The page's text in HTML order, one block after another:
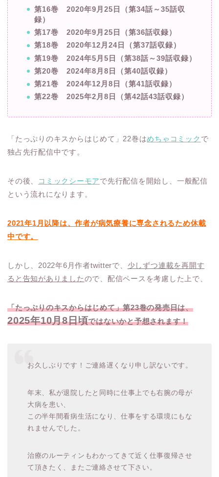
第16巻 2020年9月25日（第34話～35話収
録）
第17巻 2020年9月25日（第36話収録）
第18巻 2020年12月24日（第37話収録）
第19巻 2024年5月5日（第38話～39話収録）
第20巻 2024年8月8日（第40話収録）
第21巻 2024年12月8日（第41話収録）
第22巻 2025年2月8日（第42話43話収録）
「たっぷりのキスからはじめて」22巻はめちゃコミック で
独占先行配信中です。
その後、 コミックシーモアで先行配信を開始し、一般配信
という流れになります。
2021年1月以降は、作者が病気療養に専念されるため休載
中です。
しかし、2022年6月作者twitterで、 少しずつ連載を再開す
ると告知がありましたので、配信ペースを考慮した上で、
「たっぷりのキスからはじめて」第23巻の発売日は、
2025年10月8日頃ではないかと予想されます！
お久しぶりです！ご連絡遅くなり申し訳ないです。
年末、私が退院したと同時に仕事上でも右腕の母が
大病を患い、
この半年間看病生活になり、仕事をする環境にもな
れませんでした。
治療のルーティンもわかってきて近く仕事復帰させ
て頂きたく、またご連絡させて下さい。